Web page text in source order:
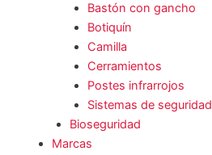
Bastón con gancho
Botiquín
Camilla
Cerramientos
Postes infrarrojos
Sistemas de seguridad
Bioseguridad
Marcas